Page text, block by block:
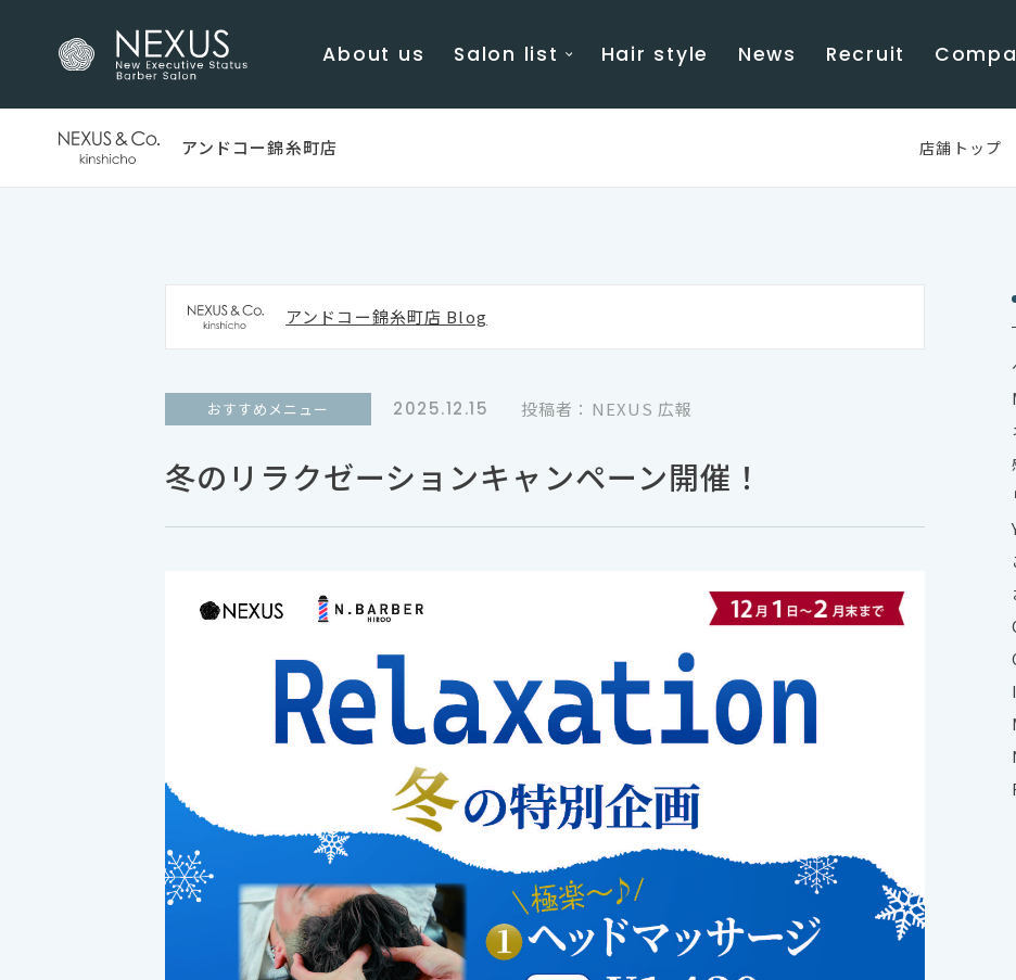
About us Salon list Hair style News Recruit
アンドコー錦糸町店 Blog
冬のリラクゼーションキャンペーン開催！
おすすめメニュー 2025.12.15 投稿者：NEXUS 広報
アンドコー錦糸町店 店舗トップ